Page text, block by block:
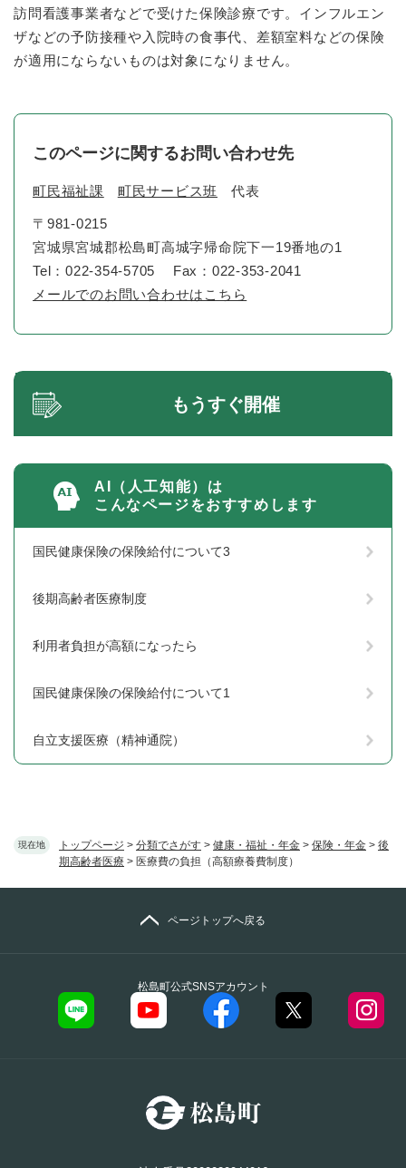
現在地 トップページ > 分類でさがす > 健康・福祉・年金 > 保険・年金 > 後
期高齢者医療 > 医療費の負担（高額療養費制度）
訪問看護事業者などで受けた保険診療です。インフルエン
ザなどの予防接種や入院時の食事代、差額室料などの保険
が適用にならないものは対象になりません。
このページに関するお問い合わせ先
町民福祉課 町民サービス班 代表
〒981-0215
宮城県宮城郡松島町高城字帰命院下一19番地の1
Tel：022-354-5705
Fax：022-353-2041
メールでのお問い合わせはこちら
もうすぐ開催
AI（人工知能）は
こんなページをおすすめします
国民健康保険の保険給付について3
後期高齢者医療制度
利用者負担が高額になったら
国民健康保険の保険給付について1
自立支援医療（精神通院）
松島町公式SNSアカウント
ページトップへ戻る